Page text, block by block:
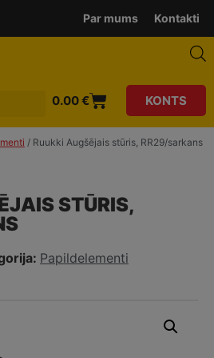
Par mums Kontakti
0.00€ KONTS
/ Ruukki Augšējais stūris, RR29/sarkans
STŪRIS,
Papildelementi